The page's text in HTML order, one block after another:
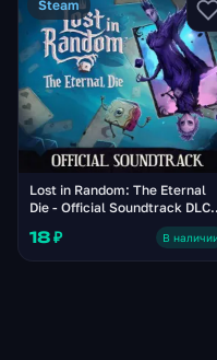
Steam
Lost in Random: The Eternal
Die - Official Soundtrack DLC
18 ₽ В